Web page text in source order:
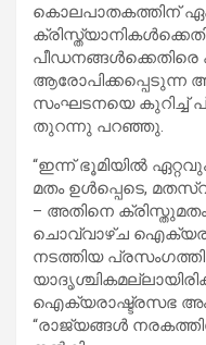
കൊലപാതകത്തിന്
പീഡനങ്ങൾക്കെതിരെ
സംഘടനയെ കുറിച്ച്
തുറന്നു പറഞ്ഞു.
“ഇന്ന് ഭൂമിയിൽ
മതം ഉൾപ്പെടെ,
– അതിനെ ക്രിസ്തുമതം
ചൊവ്വാഴ്ച
നടത്തിയ
ഐക്യരാഷ്ട്രസഭ
“രാജ്യങ്ങൾ